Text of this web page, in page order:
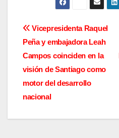
Navegación
de
entradas
Vicepresidenta Raquel
Peña y embajadora Leah
Campos coinciden en la
visión de Santiago como
motor del desarrollo
nacional